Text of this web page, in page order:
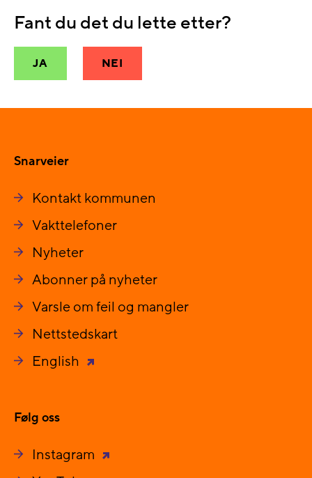
Fant du det du lette etter?
JA NEI
Snarveier
Kontakt kommunen
Vakttelefoner
Nyheter
Abonner på nyheter
Varsle om feil og mangler
Nettstedskart
English
Følg oss
Instagram